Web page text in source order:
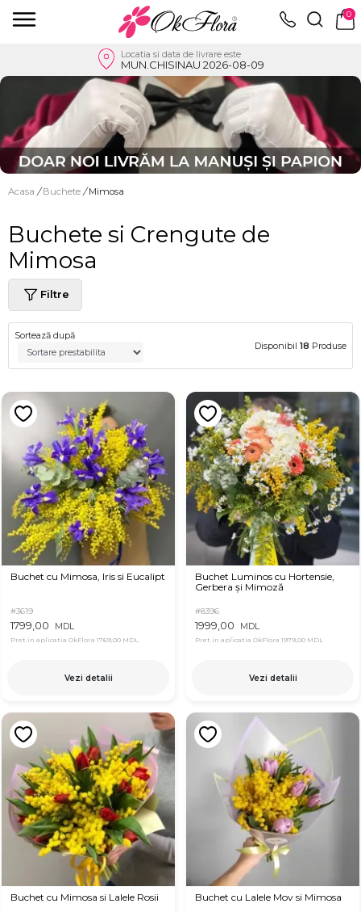
0
Locatia si data de livrare este
MUN.CHISINAU 2026-08-09
Acasa / Buchete / Mimosa
Buchete si Crengute de
Mimosa
Filtre
Sortează după
Disponibil 18 Produse
Buchet cu Mimosa, Iris si Eucalipt
#3619
1799,00 MDL
Pret in aplicatia OkFlora 1769,00 MDL
Vezi detalii
Buchet Luminos cu Hortensie,
Gerbera și Mimoză
#8396
1999,00 MDL
Pret in aplicatia OkFlora 1979,00 MDL
Vezi detalii
Buchet cu Mimosa si Lalele Rosii Buchet cu Lalele Mov si Mimosa